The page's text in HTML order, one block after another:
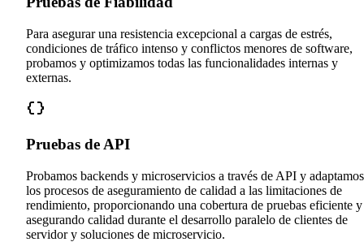
Para asegurar una resistencia excepcional a cargas de estrés,
condiciones de tráfico intenso y conflictos menores de software,
probamos y optimizamos todas las funcionalidades internas y
externas.
Pruebas de API
Probamos backends y microservicios a través de API y adaptamos
los procesos de aseguramiento de calidad a las limitaciones de
rendimiento, proporcionando una cobertura de pruebas eficiente y
asegurando calidad durante el desarrollo paralelo de clientes de
servidor y soluciones de microservicio.